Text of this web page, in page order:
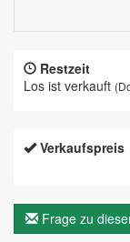
Restzeit
Los ist verkauft
Verkaufspreis
Frage zu